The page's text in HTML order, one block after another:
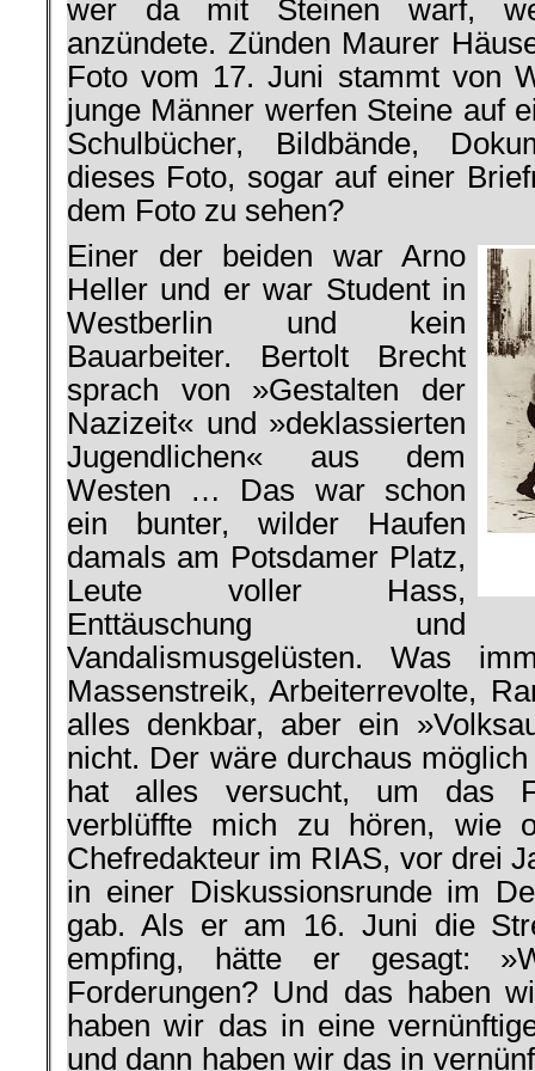
wer da mit Steinen warf,
anzündete. Zünden Maurer
Foto vom 17. Juni stammt von
junge Männer werfen Steine auf
Schulbücher, Bildbände,
dieses Foto, sogar auf einer
dem Foto zu sehen?
Einer der beiden war Arno
Heller und er war Student in
Westberlin und kein
Bauarbeiter. Bertolt Brecht
sprach von »Gestalten der
Nazizeit« und »deklassierten
Jugendlichen« aus dem
Westen … Das war schon
ein bunter, wilder Haufen
damals am Potsdamer Platz,
Leute voller Hass,
Enttäuschung und
Vandalismusgelüsten. Was
Massenstreik, Arbeiterrevolte,
alles denkbar, aber ein
nicht. Der wäre durchaus
hat alles versucht, um das
verblüffte mich zu hören, wie
Chefredakteur im RIAS, vor drei
in einer Diskussionsrunde im
gab. Als er am 16. Juni die
empfing, hätte er gesagt:
Forderungen? Und das haben
haben wir das in eine
und dann haben wir das in